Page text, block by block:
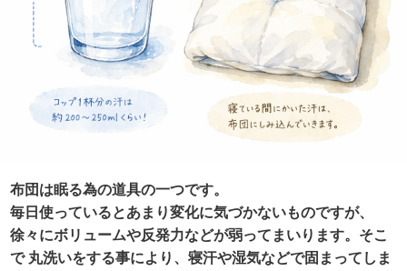
布団は眠る為の道具の一つです。
毎日使っているとあまり変化に気づかないものですが、
徐々にボリュームや反発力などが弱ってまいります。そこ
で 丸洗いをする事により、寝汗や湿気などで固まってしま